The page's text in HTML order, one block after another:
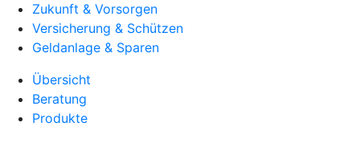
Zukunft & Vorsorgen
Versicherung & Schützen
Geldanlage & Sparen
Übersicht
Beratung
Produkte